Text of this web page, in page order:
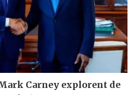
Carney explorent de